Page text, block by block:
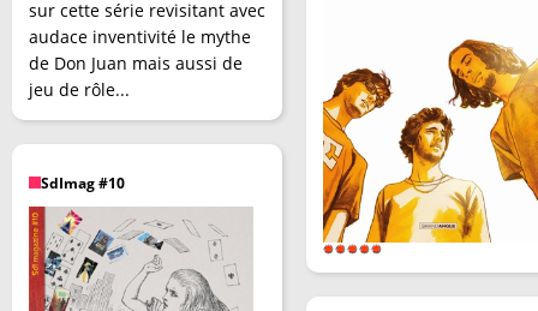
sur cette série revisitant avec
audace inventivité le mythe
de Don Juan mais aussi de
jeu de rôle...
SdImag #10